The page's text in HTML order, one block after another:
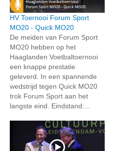
HV Toernooi Forum Sport
MO20 - Quick MO20
De meiden van Forum Sport
MO20 hebben op het
Haaglanden Voetbaltoernooi
een knappe prestatie
geleverd. In een spannende
wedstrijd tegen Quick MO20
trok Forum Sport aan het
langste eind. Eindstand:...